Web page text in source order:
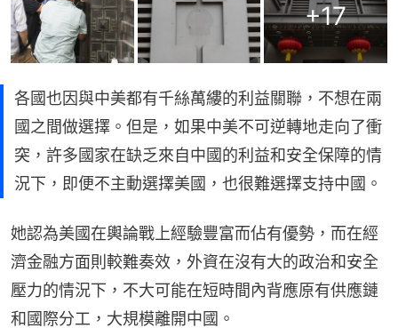
+17
各國也因與中美都有千絲萬縷的利益關聯，不想在兩
國之間做選擇。但是，如果中美不可逆轉地走向了衝
突，許多國家在缺乏來自中國的利益和安全保障的情
況下，即便不主動選擇美國，也很難選擇支持中國。
她認為美國在輿論戰上經驗豐富而佔有優勢，而在經
濟金融方面則較難奏效，外資在沒有大的政治和安全
壓力的情況下，不大可能在短時間內背應原有供應鏈
和國際分工，大規模離開中國。